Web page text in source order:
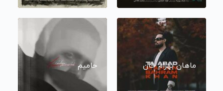
ماهان بهرام خان حامیم